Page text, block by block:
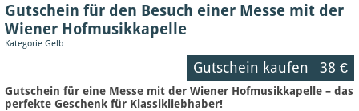
Gutschein für den Besuch einer Messe mit der
Wiener Hofmusikkapelle
Kategorie Gelb
Gutschein kaufen 38 €
Gutschein für eine Messe mit der Wiener Hofmusikkapelle – das
perfekte Geschenk für Klassikliebhaber!